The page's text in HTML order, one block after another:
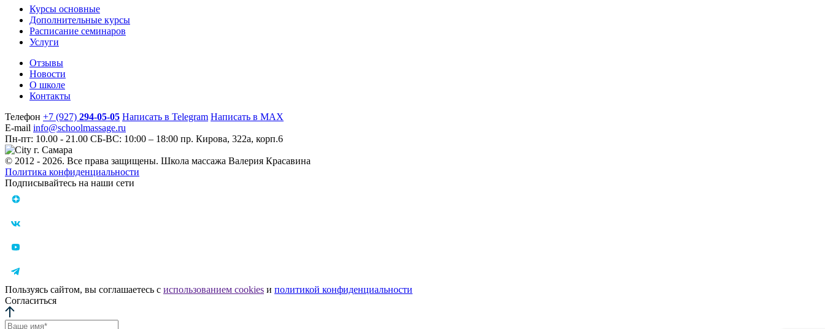
Курсы основные
Дополнительные курсы
Расписание семинаров
Услуги
Отзывы
Новости
О школе
Контакты
Телефон +7 (927) 294-05-05 Написать в Telegram Написать в MAX
E-mail info@schoolmassage.ru
Пн-пт: 10.00 - 21.00 СБ-ВС: 10:00 – 18:00 пр. Кирова, 322a, корп.6
г. Самара
© 2012 - 2026. Все права защищены. Школа массажа Валерия Красавина
Политика конфиденциальности
Подписывайтесь на наши сети
Пользуясь сайтом, вы соглашаетесь с использованием cookies и политикой конфиденциальности
Согласиться